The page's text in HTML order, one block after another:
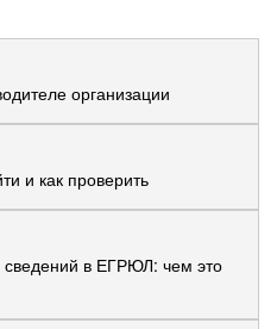
организации
и как проверить
сведений в ЕГРЮЛ: чем это